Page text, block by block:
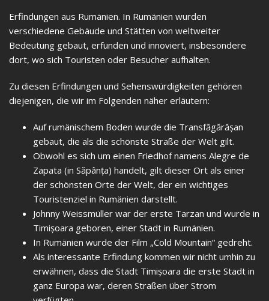
Erfindungen aus Rumänien. In Rumänien wurden
verschiedene Gebäude und Stätten von weltweiter
Bedeutung gebaut, erfunden und innoviert, insbesondere
dort, wo sich Touristen oder Besucher aufhalten.
Zu diesen Erfindungen und Sehenswürdigkeiten gehören
diejenigen, die wir im Folgenden näher erläutern:
Auf rumänischem Boden wurde die Transfăgărășan
gebaut, die als die schönste Straße der Welt gilt.
Obwohl es sich um einen Friedhof namens Alegre de
Zapata (in Săpânța) handelt, gilt dieser Ort als einer
der schönsten Orte der Welt, der ein wichtiges
Touristenziel in Rumänien darstellt.
Johnny Weissmüller war der erste Tarzan und wurde in
Timișoara geboren, einer Stadt in Rumänien.
In Rumänien wurde der Film „Cold Mountain“ gedreht.
Als interessante Erfindung kommen wir nicht umhin zu
erwähnen, dass die Stadt Timișoara die erste Stadt in
ganz Europa war, deren Straßen über Strom